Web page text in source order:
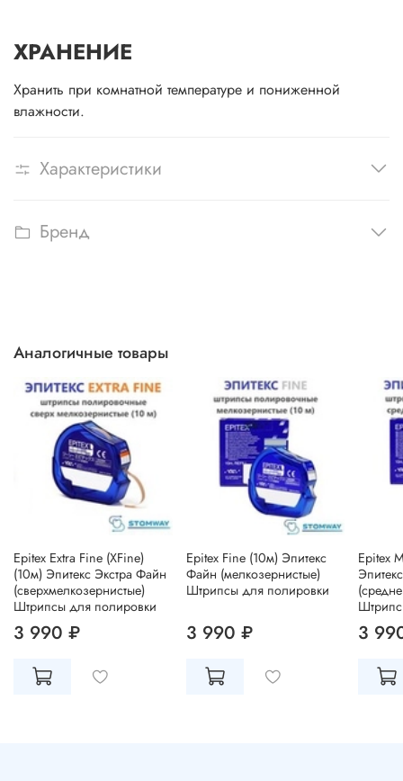
ХРАНЕНИЕ
Хранить при комнатной температуре и пониженной
влажности.
Характеристики
Бренд
Аналогичные товары
Epitex Extra Fine (XFine)
(10м) Эпитекс Экстра Файн
(сверхмелкозернистые)
Штрипсы для полировки
3 990 ₽
Epitex Fine (10м) Эпитекс
Файн (мелкозернистые)
Штрипсы для полировки
3 990 ₽
Epitex
3